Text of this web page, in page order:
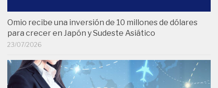
Omio recibe una inversión de 10 millones de dólares
para crecer en Japón y Sudeste Asiático
23/07/2026